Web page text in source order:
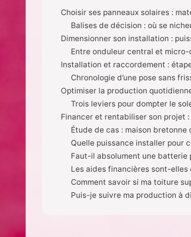
Choisir ses panneaux solaires :
Balises de décision : où se
Dimensionner son installation :
Entre onduleur central et
Installation et raccordement :
Chronologie d’une pose sans
Optimiser la production
Trois leviers pour dompter le
Financer et rentabiliser son projet
Étude de cas : maison
Quelle puissance installer pour
Faut-il absolument une batterie
Les aides financières sont-
Comment savoir si ma toiture
Puis-je suivre ma production à